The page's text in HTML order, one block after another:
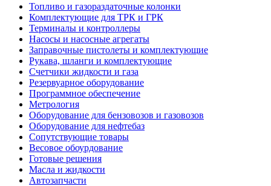
Топливо и газораздаточные колонки
Комплектующие для ТРК и ГРК
Терминалы и контроллеры
Насосы и насосные агрегаты
Заправочные пистолеты и комплектующие
Рукава, шланги и комплектующие
Счетчики жидкости и газа
Резервуарное оборудование
Программное обеспечение
Метрология
Оборудование для бензовозов и газовозов
Оборудование для нефтебаз
Сопутствующие товары
Весовое обоурдование
Готовые решения
Масла и жидкости
Автозапчасти